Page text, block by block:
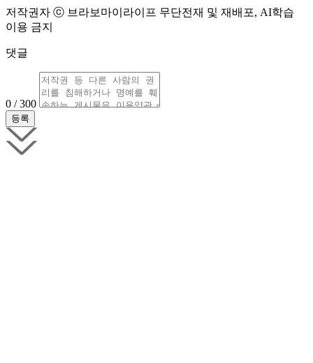
저작권자 ⓒ 브라보마이라이프 무단전재 및 재배포, AI학습
이용 금지
댓글
0 / 300